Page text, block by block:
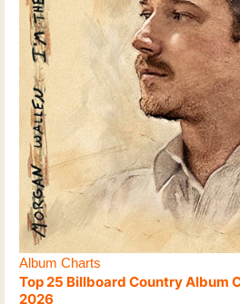
Album Charts
Top 25 Billboard Country Album
2026